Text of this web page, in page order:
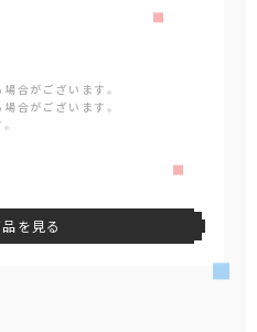
合がございます。
合がございます。
を見る